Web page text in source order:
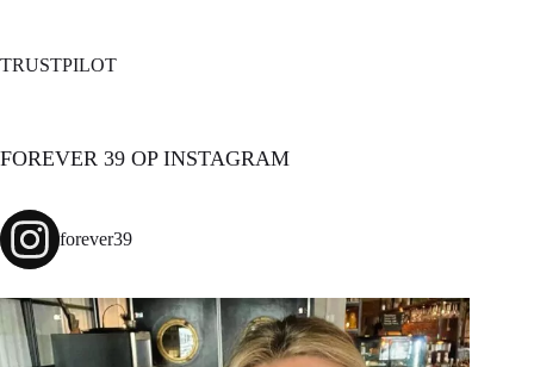
TRUSTPILOT
FOREVER 39 OP INSTAGRAM
forever39